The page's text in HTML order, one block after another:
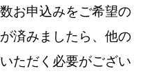
お申込みをご希望の
済みましたら、他の
ただく必要がござい